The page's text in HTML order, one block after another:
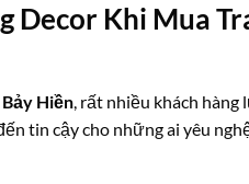
Decor Khi Mua
Hiền , rất nhiều khách hàng
tin cậy cho những ai yêu